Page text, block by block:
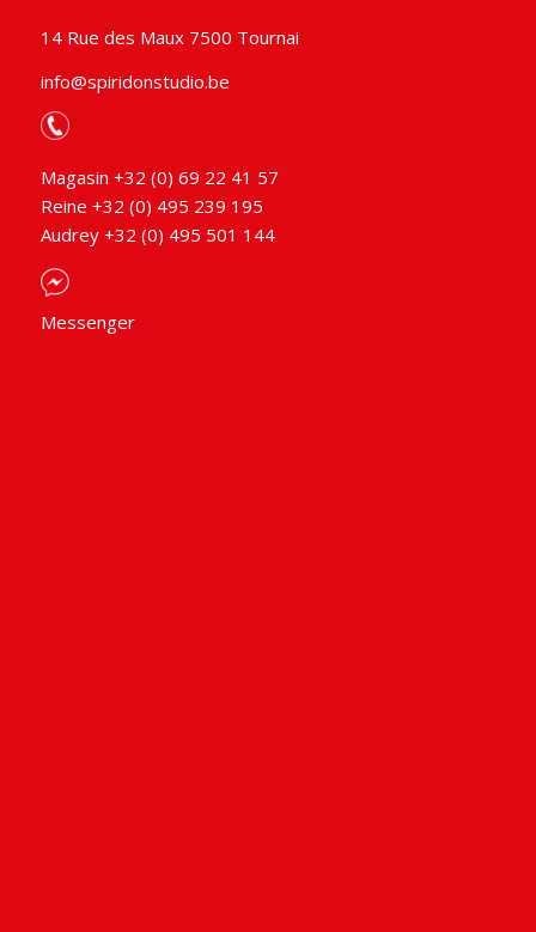
14 Rue des Maux 7500 Tournai
info@spiridonstudio.be
Magasin +32 (0) 69 22 41 57
Reine +32 (0) 495 239 195
Audrey +32 (0) 495 501 144
Messenger